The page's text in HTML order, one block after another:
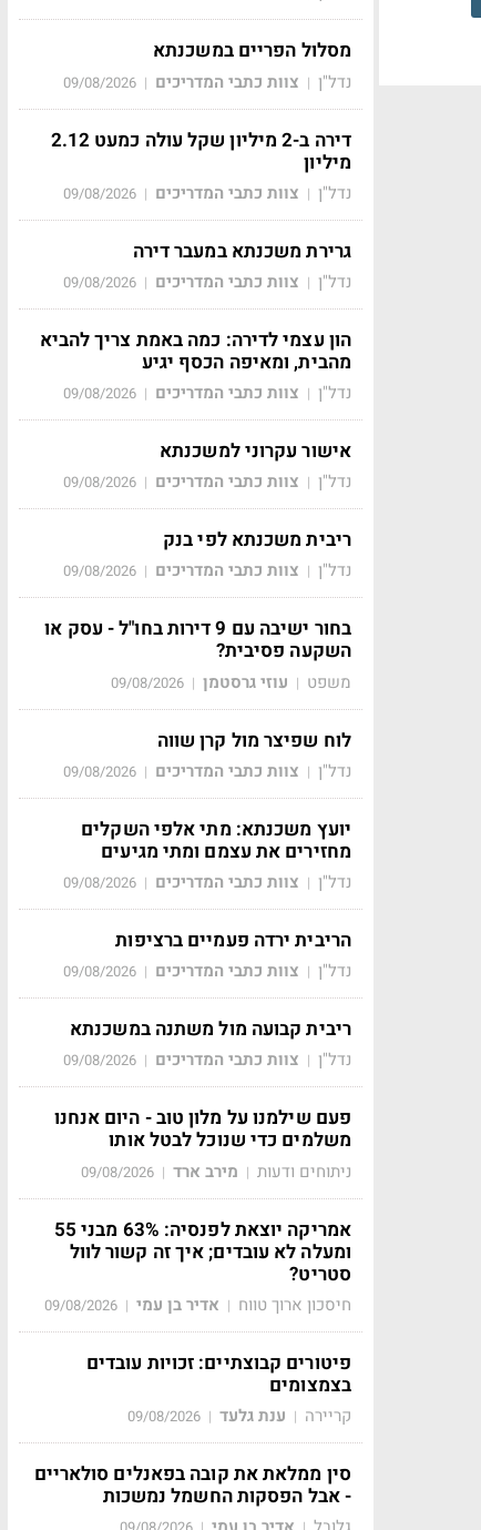
מסלול הפריים במשכנתא
נדל"ן | צוות כתבי המדריכים |
09/08/2026
דירה ב-2 מיליון שקל עולה כמעט 2.12
מיליון
נדל"ן | צוות כתבי המדריכים |
09/08/2026
גרירת משכנתא במעבר דירה
נדל"ן | צוות כתבי המדריכים |
09/08/2026
הון עצמי לדירה: כמה באמת צריך להביא
מהבית, ומאיפה הכסף יגיע
נדל"ן | צוות כתבי המדריכים |
09/08/2026
אישור עקרוני למשכנתא
נדל"ן | צוות כתבי המדריכים |
09/08/2026
ריבית משכנתא לפי בנק
נדל"ן | צוות כתבי המדריכים |
09/08/2026
בחור ישיבה עם 9 דירות בחו"ל - עסק או
השקעה פסיבית?
משפט | עוזי גרסטמן |
09/08/2026
לוח שפיצר מול קרן שווה
נדל"ן | צוות כתבי המדריכים |
09/08/2026
יועץ משכנתא: מתי אלפי השקלים
מחזירים את עצמם ומתי מגיעים
נדל"ן | צוות כתבי המדריכים |
09/08/2026
הריבית ירדה פעמיים ברציפות
נדל"ן | צוות כתבי המדריכים |
09/08/2026
ריבית קבועה מול משתנה במשכנתא
נדל"ן | צוות כתבי המדריכים |
09/08/2026
פעם שילמנו על מלון טוב - היום אנחנו
משלמים כדי שנוכל לבטל אותו
ניתוחים ודעות | מירב ארד |
09/08/2026
אמריקה יוצאת לפנסיה: 63% מבני 55
ומעלה לא עובדים; איך זה קשור לוול
סטריט?
חיסכון ארוך טווח | אדיר בן עמי |
09/08/2026
פיטורים קבוצתיים: זכויות עובדים
בצמצומים
קריירה | ענת גלעד |
09/08/2026
סין ממלאת את קובה בפאנלים סולאריים
- אבל הפסקות החשמל נמשכות